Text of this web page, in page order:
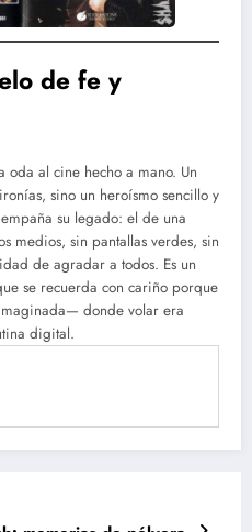
de fe y
oda al cine hecho a mano. Un
sino un heroísmo sencillo y
su legado: el de una
medios, sin pantallas verdes, sin
de agradar a todos. Es un
se recuerda con cariño porque
donde volar era
digital.